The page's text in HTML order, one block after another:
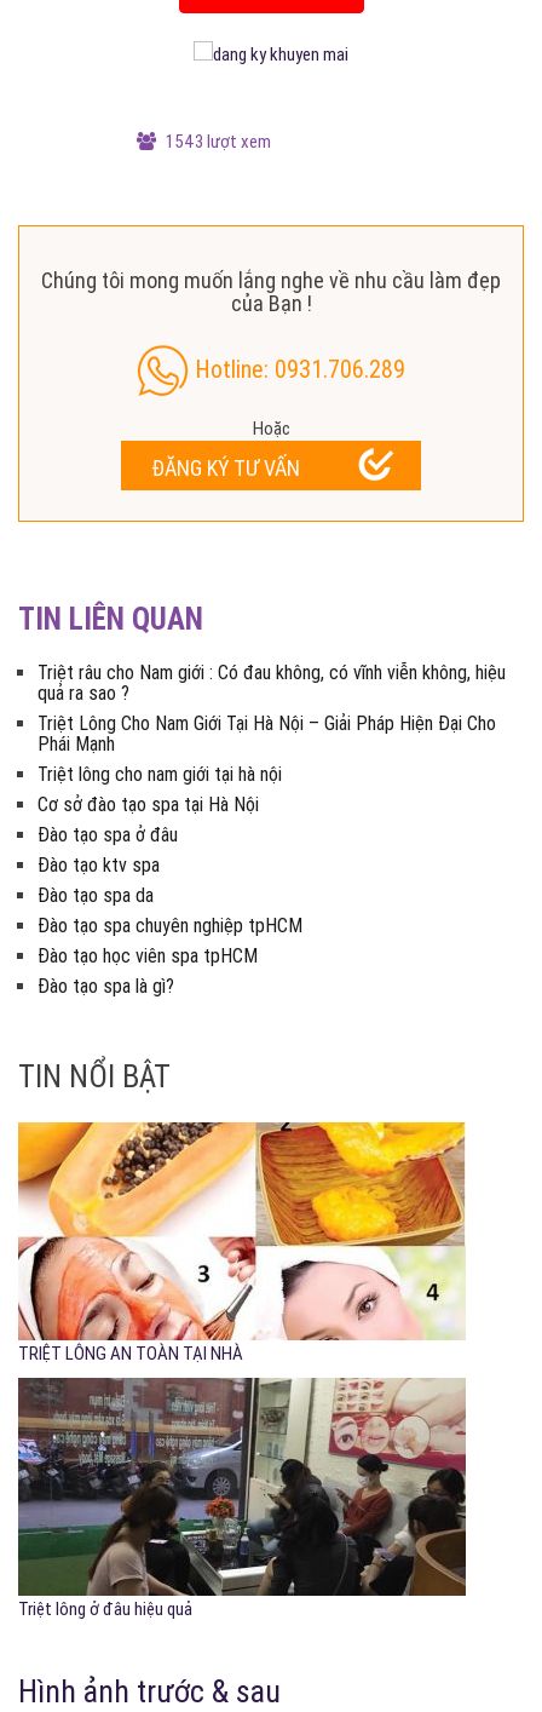
1543 lượt xem
Chúng tôi mong muốn lắng nghe về nhu cầu làm đẹp
của Bạn !
Hotline: 0931.706.289
Hoặc
ĐĂNG KÝ TƯ VẤN
TIN LIÊN QUAN
Triệt râu cho Nam giới : Có đau không, có vĩnh viễn không, hiệu
quả ra sao ?
Triệt Lông Cho Nam Giới Tại Hà Nội – Giải Pháp Hiện Đại Cho
Phái Mạnh
Triệt lông cho nam giới tại hà nội
Cơ sở đào tạo spa tại Hà Nội
Đào tạo spa ở đâu
Đào tạo ktv spa
Đào tạo spa da
Đào tạo spa chuyên nghiệp tpHCM
Đào tạo học viên spa tpHCM
Đào tạo spa là gì?
TIN NỔI BẬT
TRIỆT LÔNG AN TOÀN TẠI NHÀ
Triệt lông ở đâu hiệu quả
Hình ảnh trước & sau